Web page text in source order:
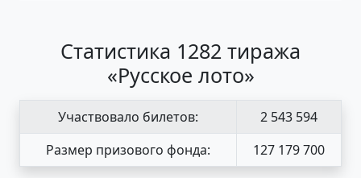
Статистика 1282 тиража
«Русское лото»
Участвовало билетов:
2 543 594
Размер призового фонда:
127 179 700